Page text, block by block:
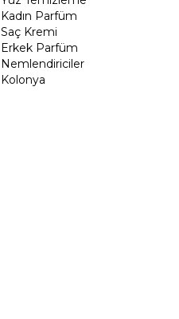
Kadın Parfüm
Saç Kremi
Erkek Parfüm
Nemlendiriciler
Kolonya